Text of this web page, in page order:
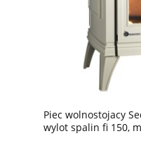
Piec wolnostojacy
wylot spalin fi 150,